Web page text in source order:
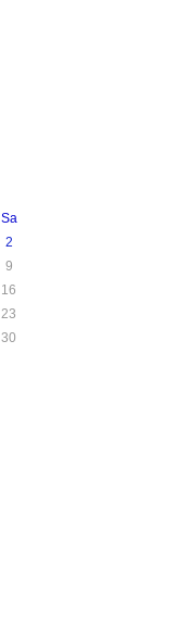
Sa
2
9
16
23
30